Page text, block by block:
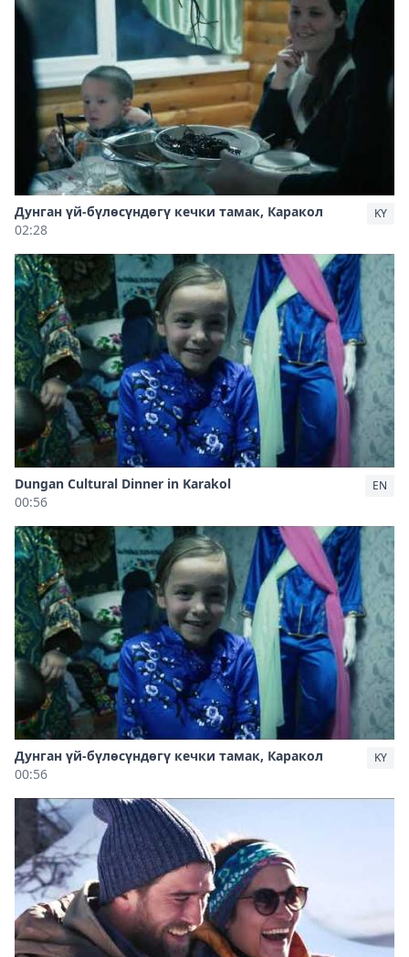
Дунган үй-бүлөсүндөгү кечки тамак, Каракол
02:28
KY
Dungan Cultural Dinner in Karakol
00:56
EN
Дунган үй-бүлөсүндөгү кечки тамак, Каракол
00:56
KY